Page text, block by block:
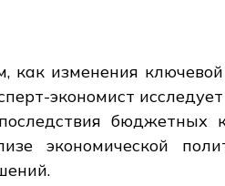
как изменения
экономист
бюджетных
экономической